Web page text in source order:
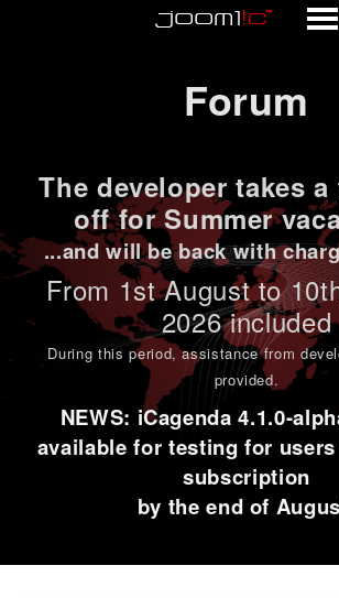
Forum
The developer takes a
off for Summer
...and will be back with
From 1stAugust to
2026 included
During this period,assistance from
provided.
NEWS: iCagenda 4.1.0-
available for testing for users
subscription
by the end of